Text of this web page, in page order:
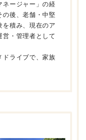
ネージャー」の経
の後、老舗・中堅
を積み、現在のア
営・管理者として
ドライブで、家族